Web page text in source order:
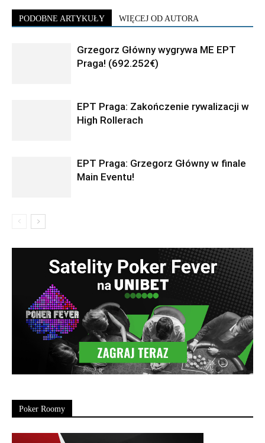
PODOBNE ARTYKUŁY WIĘCEJ OD AUTORA
Grzegorz Główny wygrywa ME EPT
Praga! (692.252€)
EPT Praga: Zakończenie rywalizacji w
High Rollerach
EPT Praga: Grzegorz Główny w finale
Main Eventu!
Poker Roomy